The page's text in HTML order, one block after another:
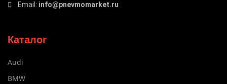
Email: info@pnevmomarket.ru
Каталог
Audi
BMW